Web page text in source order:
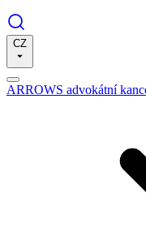
CZ
ARROWS advokátní